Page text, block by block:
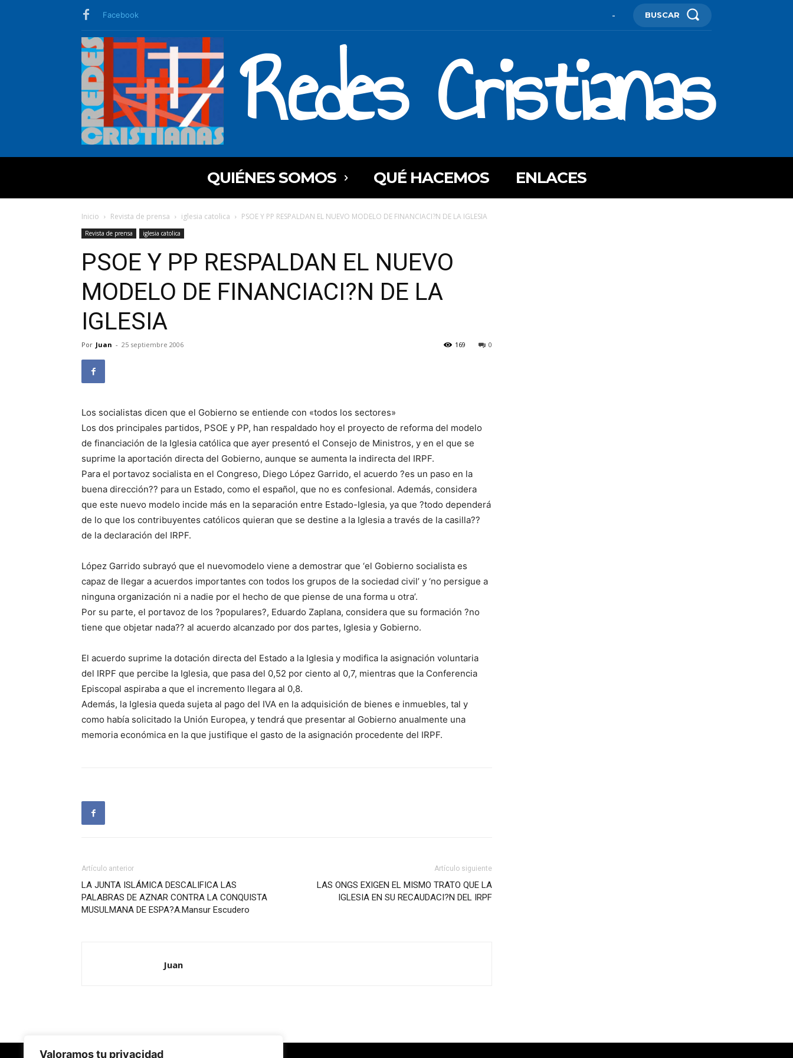
Valoramos tu privacidad
Facebook - BUSCAR
Redes Cristianas
QUIÉNES SOMOS QUÉ HACEMOS ENLACES
Inicio Revista de prensa iglesia catolica PSOE Y PP RESPALDAN EL NUEVO MODELO DE FINANCIACI?N DE LA IGLESIA
Revista de prensa iglesia catolica
PSOE Y PP RESPALDAN EL NUEVO
MODELO DE FINANCIACI?N DE LA
IGLESIA
Por Juan - 25 septiembre 2006 0
169
Los socialistas dicen que el Gobierno se entiende con «todos los sectores»
Los dos principales partidos, PSOE y PP, han respaldado hoy el proyecto de reforma del modelo
de financiación de la Iglesia católica que ayer presentó el Consejo de Ministros, y en el que se
suprime la aportación directa del Gobierno, aunque se aumenta la indirecta del IRPF.
Para el portavoz socialista en el Congreso, Diego López Garrido, el acuerdo ?es un paso en la
buena dirección?? para un Estado, como el español, que no es confesional. Además, considera
que este nuevo modelo incide más en la separación entre Estado-Iglesia, ya que ?todo dependerá
de lo que los contribuyentes católicos quieran que se destine a la Iglesia a través de la casilla??
de la declaración del IRPF.
López Garrido subrayó que el nuevomodelo viene a demostrar que ‘el Gobierno socialista es
capaz de llegar a acuerdos importantes con todos los grupos de la sociedad civil’ y ‘no persigue a
ninguna organización ni a nadie por el hecho de que piense de una forma u otra’.
Por su parte, el portavoz de los ?populares?, Eduardo Zaplana, considera que su formación ?no
tiene que objetar nada?? al acuerdo alcanzado por dos partes, Iglesia y Gobierno.
El acuerdo suprime la dotación directa del Estado a la Iglesia y modifica la asignación voluntaria
del IRPF que percibe la Iglesia, que pasa del 0,52 por ciento al 0,7, mientras que la Conferencia
Episcopal aspiraba a que el incremento llegara al 0,8.
Además, la Iglesia queda sujeta al pago del IVA en la adquisición de bienes e inmuebles, tal y
como había solicitado la Unión Europea, y tendrá que presentar al Gobierno anualmente una
memoria económica en la que justifique el gasto de la asignación procedente del IRPF.
Artículo anterior
LA JUNTA ISLÁMICA DESCALIFICA LAS
PALABRAS DE AZNAR CONTRA LA CONQUISTA
MUSULMANA DE ESPA?A.Mansur Escudero
Artículo siguiente
LAS ONGS EXIGEN EL MISMO TRATO QUE LA
IGLESIA EN SU RECAUDACI?N DEL IRPF
Juan